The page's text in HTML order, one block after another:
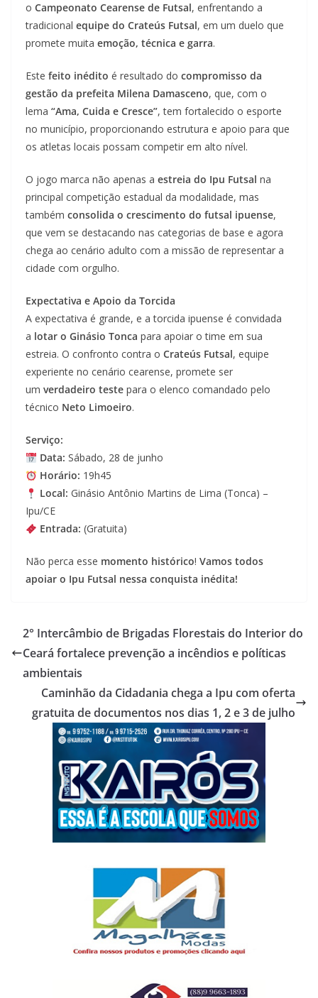
o Campeonato Cearense de Futsal, enfrentando a
tradicional equipe do Crateús Futsal, em um duelo que
promete muita emoção, técnica e garra.
Este feito inédito é resultado do compromisso da
gestão da prefeita Milena Damasceno, que, com o
lema “Ama, Cuida e Cresce”, tem fortalecido o esporte
no município, proporcionando estrutura e apoio para que
os atletas locais possam competir em alto nível.
O jogo marca não apenas a estreia do Ipu Futsal na
principal competição estadual da modalidade, mas
também consolida o crescimento do futsal ipuense,
que vem se destacando nas categorias de base e agora
chega ao cenário adulto com a missão de representar a
cidade com orgulho.
Expectativa e Apoio da Torcida
A expectativa é grande, e a torcida ipuense é convidada
a lotar o Ginásio Tonca para apoiar o time em sua
estreia. O confronto contra o Crateús Futsal, equipe
experiente no cenário cearense, promete ser
um verdadeiro teste para o elenco comandado pelo
técnico Neto Limoeiro.
Serviço:
Data: Sábado, 28 de junho
Horário: 19h45
Local: Ginásio Antônio Martins de Lima (Tonca) –
Ipu/CE
Entrada: (Gratuita)
Não perca esse momento histórico! Vamos todos
apoiar o Ipu Futsal nessa conquista inédita!
2° Intercâmbio de Brigadas Florestais do Interior do
Ceará fortalece prevenção a incêndios e políticas
ambientais
Caminhão da Cidadania chega a Ipu com oferta
gratuita de documentos nos dias 1, 2 e 3 de julho